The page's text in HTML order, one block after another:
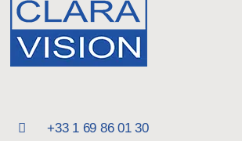
+33 1 69 86 01 30